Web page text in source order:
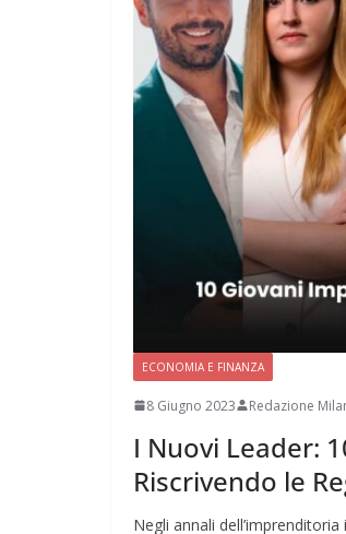
ECONOMIA E FINANZA
8 Giugno 2023 Redazione
I Nuovi Leader:
Riscrivendo le
Negli annali